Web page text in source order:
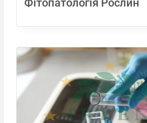
Фітопатологія Рослин